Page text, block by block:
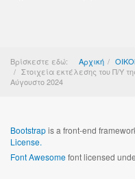
Βρίσκεστε εδώ: Αρχική
Στοιχεία εκτέλεσης του Π/Υ
Αύγουστο 2024
Bootstrapis a front-end
License.
Font Awesomefont licensed